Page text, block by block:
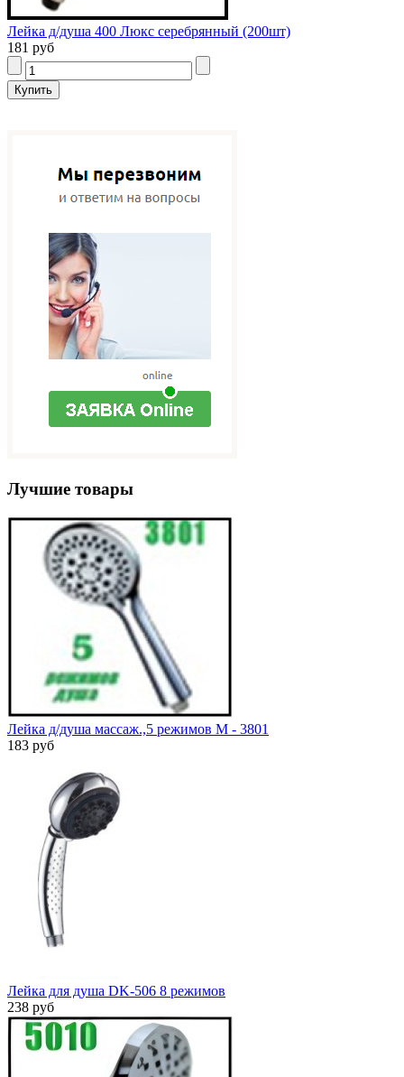
Лейка д/душа 400 Люкс серебрянный (200шт)
181 руб
Лучшие товары
Лейка д/душа массаж.,5 режимов M - 3801
183 руб
Лейка для душа DK-506 8 режимов
238 руб